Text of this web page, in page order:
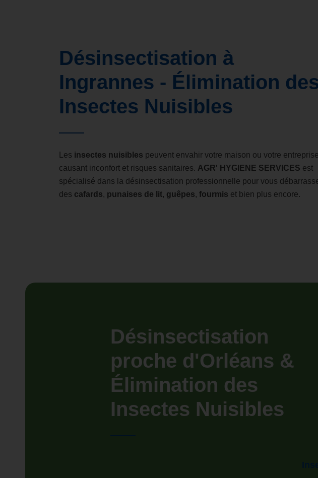
Désinsectisation à
Ingrannes - Élimination
Insectes Nuisibles
Les insectes nuisibles peuvent envahir votre maison ou votre
causant inconfort et risques sanitaires. AGR' HYGIENE SERVICES est
spécialisé dans la désinsectisation professionnelle pour vous
des cafards, punaises de lit, guêpes, fourmis et bien plus encore.
Désinsectisation
proche d'Orléans &
Élimination des
Insectes Nuisibles